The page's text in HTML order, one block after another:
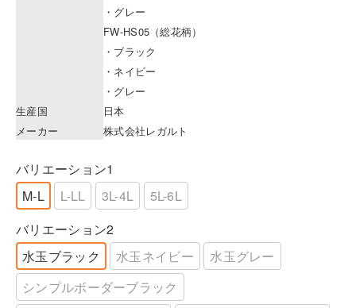
・グレー
FW-HS05（総花柄）
・ブラック
・ネイビー
・グレー
生産国
日本
メーカー
株式会社レガルト
バリエーション1
M-L
L-LL 3L-4L
5L-6L
バリエーション2
水玉ブラック
水玉ネイビー
水玉グレー
シンプルボーダーブラック